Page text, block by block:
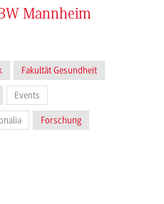
Mannheim
Fakultät Gesundheit
Events
Forschung